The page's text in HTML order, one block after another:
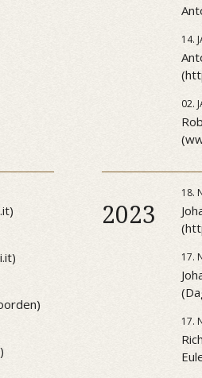
14.
02.
2023
18.
17.
17.